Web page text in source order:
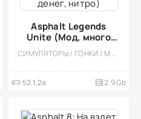
Asphalt Legends
Unite (Мод, много
денег, нитро)
СИМУЛЯТОРЫ / ГОНКИ / МОД / ОДНОПОЛЬЗОВАТЕЛЬСКИЕ / РЕАЛИЗМ / СОРЕВНОВАТЕЛЬНАЯ / МНОГОПОЛЬЗОВАТЕЛЬСКАЯ / АРКАДЫ / 3D / ФИЗИКА / ПРИКЛЮЧЕНИЕ / ЭКШЕНЫ / СПОРТИВНЫЕ / БОЛЬШАЯ
52.1.2a 2.9 Gb